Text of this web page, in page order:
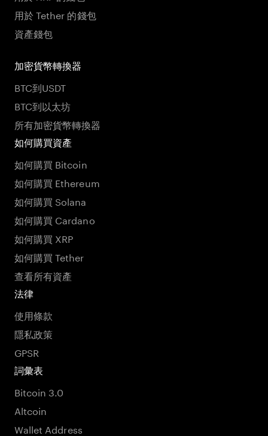
用於 Tether 的錢包
資產錢包
加密貨幣轉換器
BTC到USDT
BTC到以太坊
所有加密貨幣轉換器
如何購買資產
如何購買 Bitcoin
如何購買 Ethereum
如何購買 Solana
如何購買 Cardano
如何購買 XRP
如何購買 Tether
查看所有資產
法律
使用條款
隱私政策
GPSR
詞彙表
Bitcoin 3.0
Altcoin
Wallet Address